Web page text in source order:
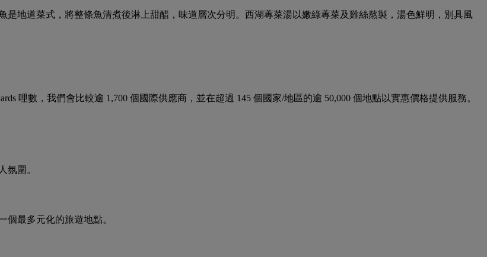
地道菜式，將整條魚清煮後淋上甜醋，味道層次分明。西湖蓴菜湯以嫩綠蓴菜及雞絲熬製，湯色鮮明，別具風
哩數，我們會比較逾 1,700 個國際供應商，並在超過 145 個國家/地區的逾 50,000 個地點以實惠價格提供服務。
氛圍。
個最多元化的旅遊地點。